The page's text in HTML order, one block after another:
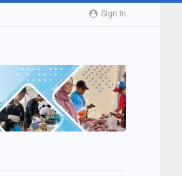
Sign In